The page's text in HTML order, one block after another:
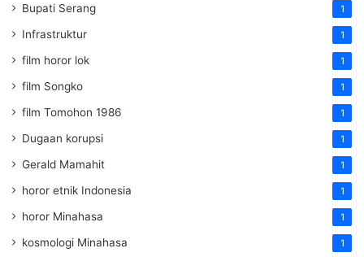
Bupati Serang 1
Infrastruktur 1
film horor lok 1
film Songko 1
film Tomohon 1986 1
Dugaan korupsi 1
Gerald Mamahit 1
horor etnik Indonesia 1
horor Minahasa 1
kosmologi Minahasa 1